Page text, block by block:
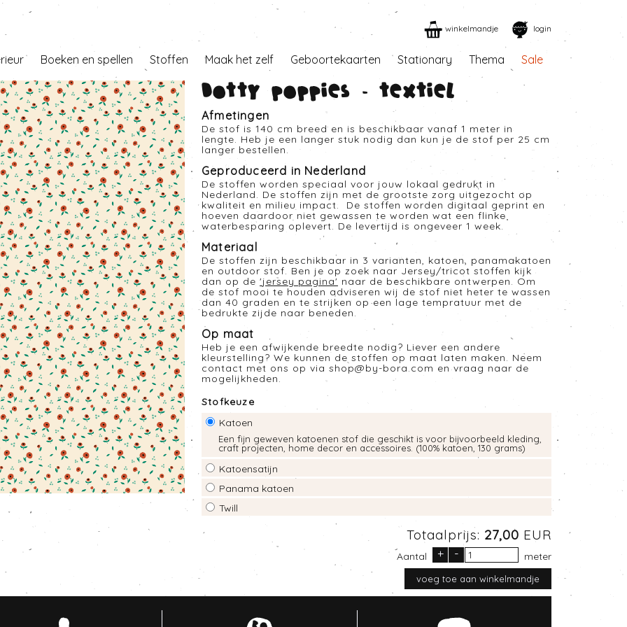
winkelmandje login
Boeken en spellen Stoffen Maak het zelf Geboortekaarten Stationary Thema Sale
Dotty poppies - Textiel
Afmetingen
De stof is 140 cm breed en is beschikbaar vanaf 1 meter in
lengte. Heb je een langer stuk nodig dan kun je de stof per 25 cm
langer bestellen.
Geproduceerd in Nederland
De stoffen worden speciaal voor jouw lokaal gedrukt in
Nederland. De stoffen zijn met de grootste zorg uitgezocht op
kwaliteit en milieu impact. De stoffen worden digitaal geprint en
hoeven daardoor niet gewassen te worden wat een flinke
waterbesparing oplevert. De levertijd is ongeveer 1 week.
Materiaal
De stoffen zijn beschikbaar in 3 varianten, katoen, panamakatoen
en outdoor stof. Ben je op zoek naar Jersey/tricot stoffen kijk
dan op de 'jersey pagina' naar de beschikbare ontwerpen. Om
de stof mooi te houden adviseren wij de stof niet heter te wassen
dan 40 graden en te strijken op een lage tempratuur met de
bedrukte zijde naar beneden.
Op maat
Heb je een afwijkende breedte nodig? Liever een andere
kleurstelling? We kunnen de stoffen op maat laten maken. Neem
contact met ons op via shop@by-bora.com en vraag naar de
mogelijkheden.
Stofkeuze
Katoen
Een fijn geweven katoenen stof die geschikt is voor bijvoorbeeld kleding,
craft projecten, home decor en accessoires. (100% katoen, 130 grams)
Katoensatijn
Panama katoen
Twill
Totaalprijs: 27,00 EUR
Aantal + - meter